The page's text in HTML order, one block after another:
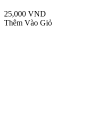
25,000 VND
Thêm Vào Giỏ